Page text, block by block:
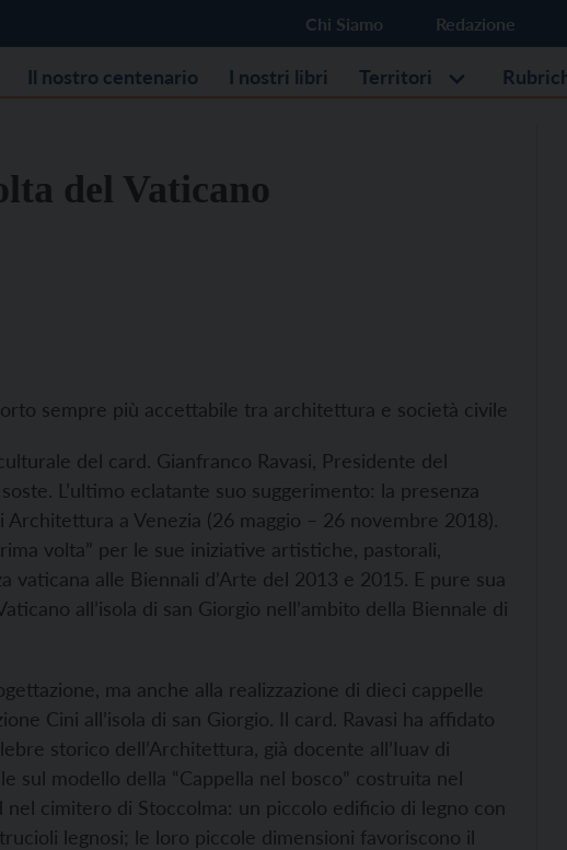
Chi Siamo Redazione
Il nostro centenario I nostri libri Territori
del Vaticano
sempre più accettabile tra architettura e società civile
del card. Gianfranco Ravasi, Presidente del
L’ultimo eclatante suo suggerimento: la presenza
a Venezia (26 maggio – 26 novembre 2018).
volta” per le sue iniziative artistiche, pastorali,
vaticana alle Biennali d’Arte del 2013 e 2015. E pure sua
all’isola di san Giorgio nell’ambito della Biennale di
ma anche alla realizzazione di dieci cappelle
Cini all’isola di san Giorgio. Il card. Ravasi ha affidato
storico dell’Architettura, già docente all’Iuav di
sul modello della “Cappella nel bosco” costruita nel
cimitero di Stoccolma: un piccolo edificio di legno con
legnosi; le loro piccole dimensioni favoriscono il